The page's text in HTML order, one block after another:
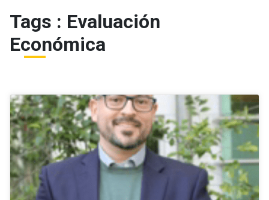
Tags : Evaluación
Económica